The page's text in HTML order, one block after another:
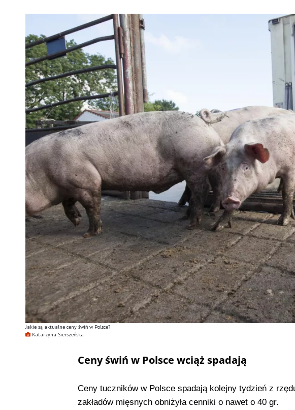
Jakie są aktualne ceny świń w Polsce?
Katarzyna Sierszeńska
Ceny świń w Polsce wciąż spadają
Ceny tuczników w Polsce spadają kolejny tydzień z
zakładów mięsnych obniżyła cenniki o nawet o 40 gr.